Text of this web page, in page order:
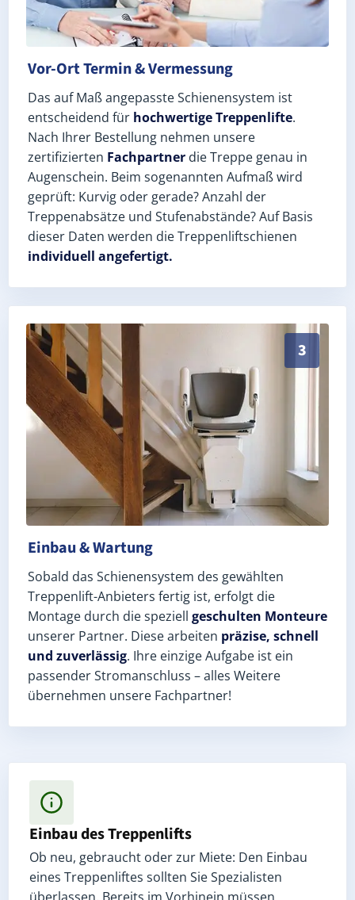
Vor-Ort Termin & Vermessung
Das auf Maß angepasste Schienensystem ist
entscheidend für hochwertige Treppenlifte.
Nach Ihrer Bestellung nehmen unsere
zertifizierten Fachpartner die Treppe genau in
Augenschein. Beim sogenannten Aufmaß wird
geprüft: Kurvig oder gerade? Anzahl der
Treppenabsätze und Stufenabstände? Auf Basis
dieser Daten werden die Treppenliftschienen
individuell angefertigt.
3
Schneller, sauberer Einbau durch zertifizierte
Einbau & Wartung
Sobald das Schienensystem des gewählten
Treppenlift-Anbieters fertig ist, erfolgt die
Montage durch die speziell geschulten Monteure
unserer Partner. Diese arbeiten präzise, schnell
und zuverlässig. Ihre einzige Aufgabe ist ein
passender Stromanschluss – alles Weitere
übernehmen unsere Fachpartner!
Einbau des Treppenlifts
Ob neu, gebraucht oder zur Miete: Den Einbau
eines Treppenliftes sollten Sie Spezialisten